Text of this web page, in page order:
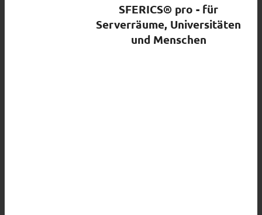
SFERICS® pro - für
Serverräume, Universitäten
und Menschen